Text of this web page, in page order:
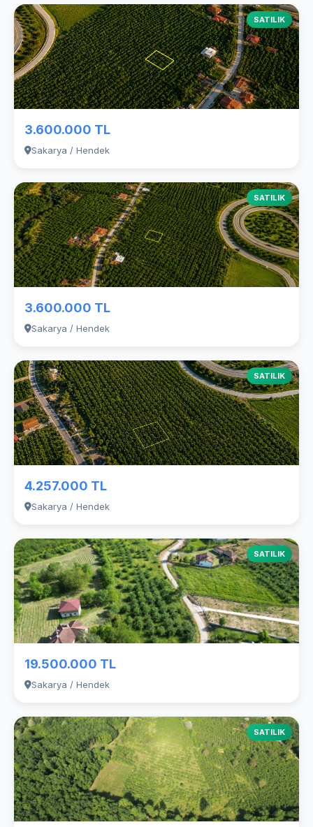
SATILIK
3.600.000 TL
Sakarya / Hendek
SATILIK
3.600.000 TL
Sakarya / Hendek
SATILIK
4.257.000 TL
Sakarya / Hendek
SATILIK
19.500.000 TL
Sakarya / Hendek
SATILIK